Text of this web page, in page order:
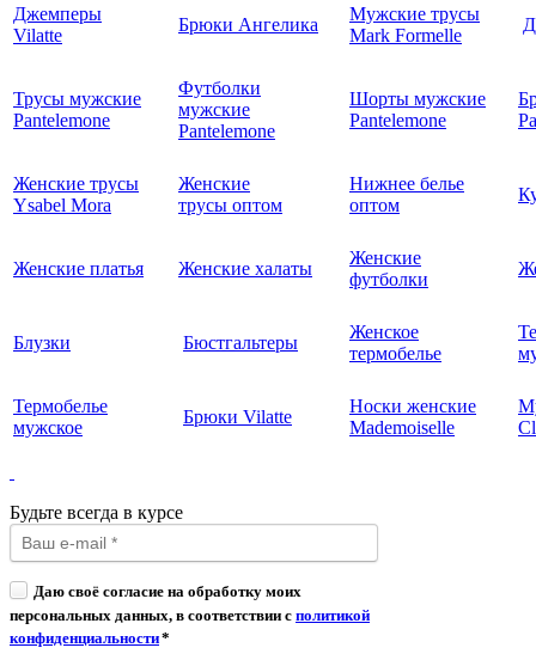
Джемперы
Vilatte
Брюки Ангелика
Мужские трусы
Mark Formelle
Трусы мужские
Pantelemone
Футболки
мужские
Pantelemone
Шорты мужские
Pantelemone
Женские трусы
Ysabel Mora
Женские
трусы оптом
Нижнее белье
оптом
Женские платья Женские халаты
Женские
футболки
Блузки Бюстгальтеры
Женское
термобелье
Термобелье
мужское
Брюки Vilatte
Носки женские
Mademoiselle
Будьте всегда в курсе
Даю своё согласие на обработку моих
персональных данных, в соответствии с политикой
конфиденциальности*